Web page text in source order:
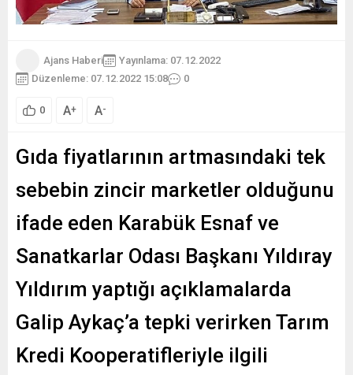
Ajans Haberi
Yayınlama: 07.12.2022
Düzenleme: 07.12.2022 15:08
0
0 A+ A-
Gıda fiyatlarının artmasındaki tek
sebebin zincir marketler olduğunu
ifade eden Karabük Esnaf ve
Sanatkarlar Odası Başkanı Yıldıray
Yıldırım yaptığı açıklamalarda
Galip Aykaç’a tepki verirken Tarım
Kredi Kooperatifleriyle ilgili